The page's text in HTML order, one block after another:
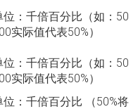
位：千倍百分比（如：50
实际值代表50%）
位：千倍百分比（如：50
实际值代表50%）
位：千倍百分比 （50%将